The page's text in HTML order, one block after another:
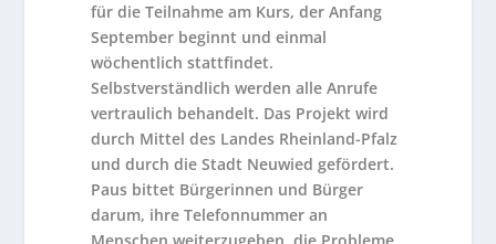
für die Teilnahme am Kurs, der Anfang
September beginnt und einmal
wöchentlich stattfindet.
Selbstverständlich werden alle Anrufe
vertraulich behandelt. Das Projekt wird
durch Mittel des Landes Rheinland-Pfalz
und durch die Stadt Neuwied gefördert.
Paus bittet Bürgerinnen und Bürger
darum, ihre Telefonnummer an